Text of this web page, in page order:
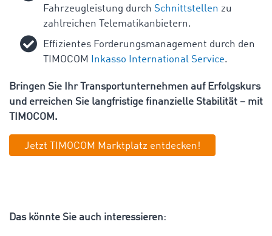
Fahrzeugleistung durch Schnittstellen zu
zahlreichen Telematikanbietern.
Effizientes Forderungsmanagement durch den
TIMOCOM
Inkasso International Service.
Bringen Sie Ihr Transportunternehmen auf Erfolgskurs
und erreichen Sie langfristige finanzielle Stabilität – mit
TIMOCOM.
Jetzt TIMOCOM Marktplatz entdecken!
Das könnte Sie auch interessieren: